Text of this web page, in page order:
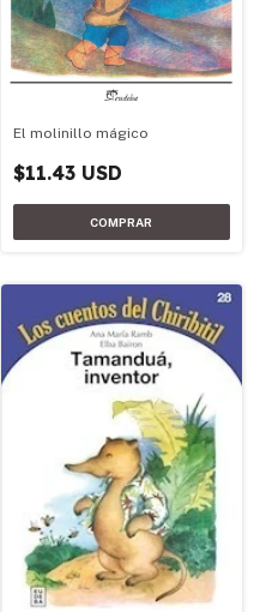
El molinillo mágico
$11.43 USD